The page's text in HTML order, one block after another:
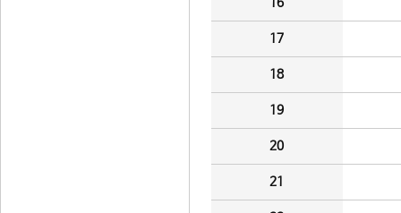
17
18
19
20
21